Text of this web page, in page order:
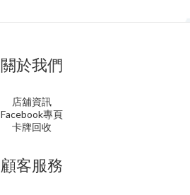
關於我們
店舖資訊
Facebook專頁
卡牌回收
顧客服務